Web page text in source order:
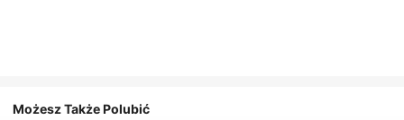
Możesz Także Polubić